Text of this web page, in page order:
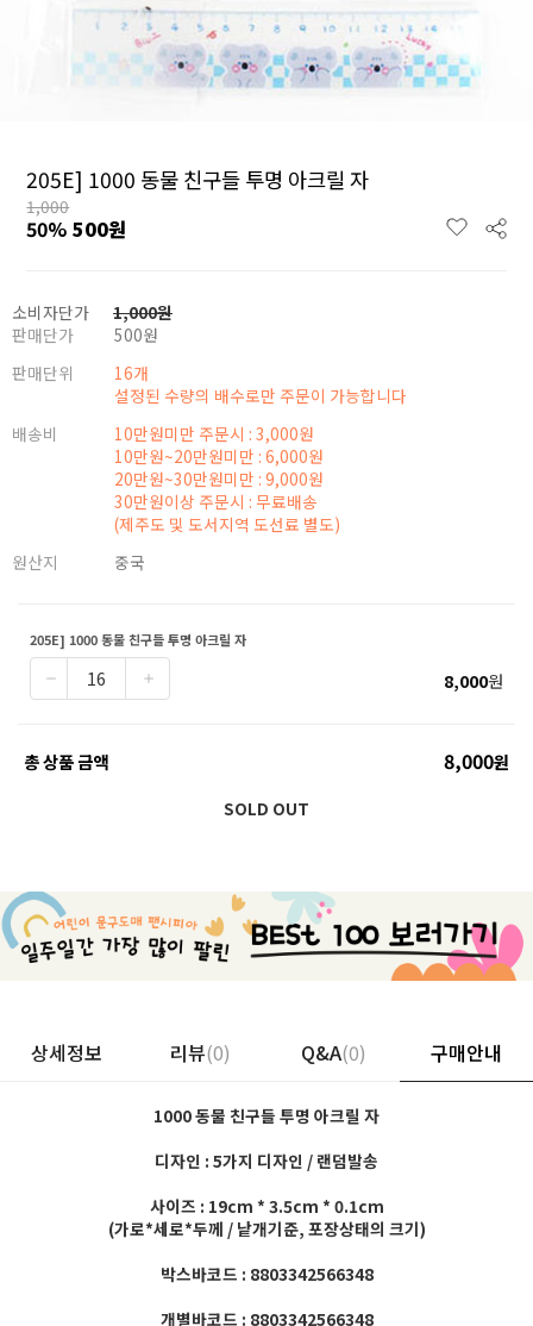
205E] 1000 동물 친구들 투명 아크릴 자
1,000
50% 500원
소비자단가 1,000원
판매단가
500원
판매단위
16개
설정된 수량의 배수로만 주문이 가능합니다
배송비
10만원미만 주문시 : 3,000원
10만원~20만원미만 : 6,000원
20만원~30만원미만 : 9,000원
30만원이상 주문시 : 무료배송
(제주도 및 도서지역 도선료 별도)
원산지
중국
205E] 1000 동물 친구들 투명 아크릴 자
8,000원
총 상품 금액 8,000원
SOLD OUT
상세정보 리뷰(0) Q&A(0) 구매안내
1000 동물 친구들 투명 아크릴 자
디자인 : 5가지 디자인 / 랜덤발송
사이즈 : 19cm * 3.5cm * 0.1cm
(가로*세로*두께 / 낱개기준, 포장상태의 크기)
박스바코드 : 8803342566348
개별바코드 : 8803342566348